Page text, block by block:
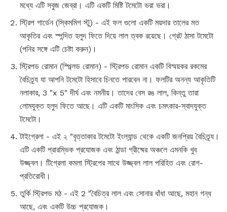
মধ্যে এটি সবুজ জেব্রা। এটি একটি মিষ্টি টমেটো ভরা ভরা।
স্ট্রিপ গার্ডেন (স্কিমমিগ স্টু) - এই ফল গুলো একটি ময়দার তালের মত
আকৃতির এবং স্পন্দিত হলুদ ফিতে দিয়ে লাল ত্বক রয়েছে। গ্রেট ঠাসা টমেটো
(পনির সঙ্গে এটি চেষ্টা করুন)।
স্ট্রিপড রোমান (স্প্ল্লিড রোমান) - স্ট্রিপড রোমান একটি বিস্ময়কর রকমের
বৈচিত্র্য যা আপনি টমেটো হিসাবে চিনতে পারবেন না। ফলটির অনন্য আকৃতিটি
নলাকার, 3 "x 5" দীর্ঘ এবং নমনীয়। তাদের বেস রঙ লাল, কিন্তু তারা
লোমযুক্ত হলুদ ফিতে আছে। এটি একটি মাংসিক এবং চমৎকার-স্বাদযুক্ত
টমেটো।
টাইগ্রেলা - এই ২ "বৃত্তাকার টমেটো ইংল্যান্ড থেকে একটি জনপ্রিয় বৈচিত্র্য।
এটি একটি প্রারম্ভিক প্রযোজক এবং ঠান্ডা গ্রীষ্মের অঞ্চলে এমনকি খুব
উজ্জ্বল। টিগ্রেলা কমলা স্ট্রিপের সাথে উজ্জ্বল লাল পরিহিত এবং রোগ-
প্রতিরোধী।
তুর্কি স্ট্রিপড মঠ - এই 2 "বৈচিত্র লাল এবং সোনার ধাঁধা আছে, মহান গন্ধ
আছে, এবং একটি উচ্চ প্রযোজক।